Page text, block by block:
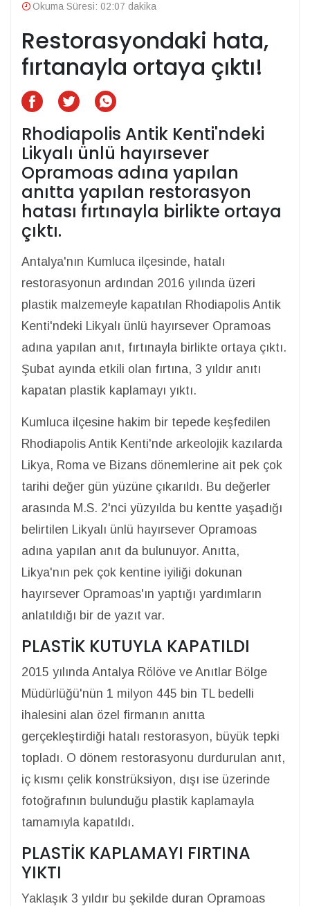
Okuma Süresi: 02:07 dakika
Restorasyondaki hata,
fırtanayla ortaya çıktı!
Rhodiapolis Antik Kenti'ndeki
Likyalı ünlü hayırsever
Opramoas adına yapılan
anıtta yapılan restorasyon
hatası fırtınayla birlikte ortaya
çıktı.
Antalya'nın Kumluca ilçesinde, hatalı
restorasyonun ardından 2016 yılında üzeri
plastik malzemeyle kapatılan Rhodiapolis Antik
Kenti'ndeki Likyalı ünlü hayırsever Opramoas
adına yapılan anıt, fırtınayla birlikte ortaya çıktı.
Şubat ayında etkili olan fırtına, 3 yıldır anıtı
kapatan plastik kaplamayı yıktı.
Kumluca ilçesine hakim bir tepede keşfedilen
Rhodiapolis Antik Kenti'nde arkeolojik kazılarda
Likya, Roma ve Bizans dönemlerine ait pek çok
tarihi değer gün yüzüne çıkarıldı. Bu değerler
arasında M.S. 2'nci yüzyılda bu kentte yaşadığı
belirtilen Likyalı ünlü hayırsever Opramoas
adına yapılan anıt da bulunuyor. Anıtta,
Likya'nın pek çok kentine iyiliği dokunan
hayırsever Opramoas'ın yaptığı yardımların
anlatıldığı bir de yazıt var.
PLASTİK KUTUYLA KAPATILDI
2015 yılında Antalya Rölöve ve Anıtlar Bölge
Müdürlüğü'nün 1 milyon 445 bin TL bedelli
ihalesini alan özel firmanın anıtta
gerçekleştirdiği hatalı restorasyon, büyük tepki
topladı. O dönem restorasyonu durdurulan anıt,
iç kısmı çelik konstrüksiyon, dışı ise üzerinde
fotoğrafının bulunduğu plastik kaplamayla
tamamıyla kapatıldı.
PLASTİK KAPLAMAYI FIRTINA
YIKTI
Yaklaşık 3 yıldır bu şekilde duran Opramoas